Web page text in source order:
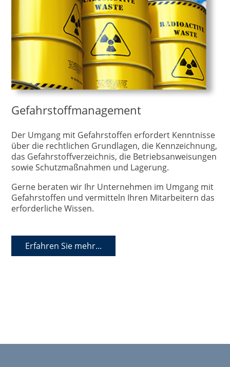
Gefahrstoffmanagement
Der Umgang mit Gefahrstoffen erfordert Kenntnisse
über die rechtlichen Grundlagen, die Kennzeichnung,
das Gefahrstoffverzeichnis, die Betriebsanweisungen
sowie Schutzmaßnahmen und Lagerung.
Gerne beraten wir Ihr Unternehmen im Umgang mit
Gefahrstoffen und vermitteln Ihren Mitarbeitern das
erforderliche Wissen.
Erfahren Sie mehr...